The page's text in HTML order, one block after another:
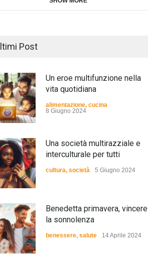
Post
Un eroe multifunzione nella
vita quotidiana
alimentazione, cucina
8 Giugno 2024
Una società multirazziale e
interculturale per tutti
cultura, società 5 Giugno 2024
Benedetta primavera, vincere
la sonnolenza
benessere, salute 14 Aprile 2024